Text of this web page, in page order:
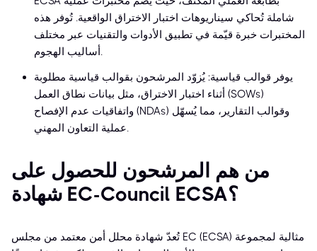
شاملة تُحاكي سيناريوهات اختبار الاختراق الواقعية. تُوفر هذه
المختبرات خبرة قيّمة في تطبيق الأدوات والتقنيات عبر مختلف
أساليب الهجوم.
يوفر قوالب قياسية: يُزوّد المرشحون بقوالب قياسية مطلوبة
أثناء اختبار الاختراق، مثل بيانات نطاق العمل (SOWs)
واتفاقيات عدم الإفصاح (NDAs) وقوالب التقارير، مما يُسهّل
عملية التعاون المهني.
من هم المرشحون للحصول على
شهادة EC-Council ECSA؟
تُعدّ شهادة محلل أمن معتمد من مجلس EC (ECSA) مثالية لمجموعة